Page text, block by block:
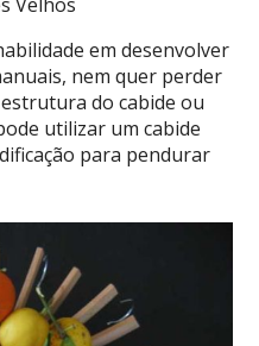
em desenvolver
nem quer perder
do cabide ou
utilizar um cabide
para pendurar